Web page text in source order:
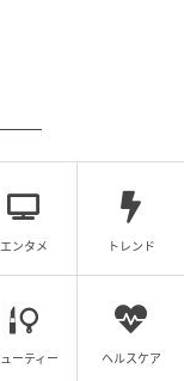
エンタメ トレンド
ーティー ヘルスケア